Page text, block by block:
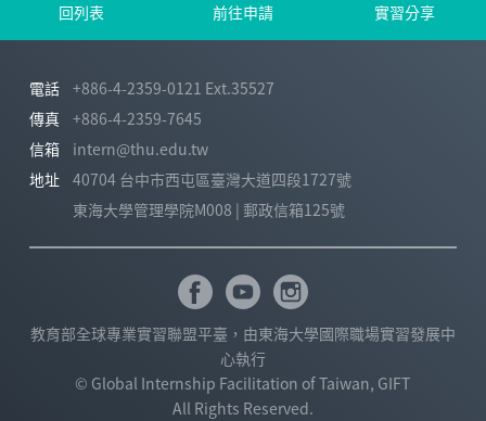
回列表 前往申請 實習分享
電話
+886-4-2359-0121 Ext.35527
傳真
+886-4-2359-7645
信箱
intern@thu.edu.tw
地址
40704 台中市西屯區臺灣大道四段1727號
東海大學管理學院M008 | 郵政信箱125號
教育部全球專業實習聯盟平臺，由東海大學國際職場實習發展中
心執行
© Global Internship Facilitation of Taiwan, GIFT
All Rights Reserved.